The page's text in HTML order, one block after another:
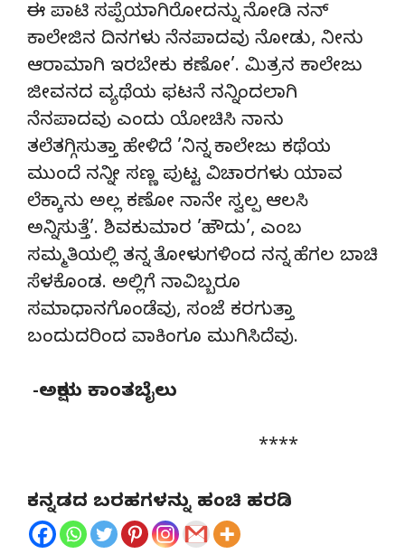
ಈ ಪಾಟಿ ಸಪ್ಪೆಯಾಗಿರೋದನ್ನು ನೋಡಿ ನನ್
ಕಾಲೇಜಿನ ದಿನಗಳು ನೆನಪಾದವು ನೋಡು, ನೀನು
ಆರಾಮಾಗಿ ಇರಬೇಕು ಕಣೋ’. ಮಿತ್ರನ ಕಾಲೇಜು
ಜೀವನದ ವ್ಯಥೆಯ ಫಟನೆ ನನ್ನಿಂದಲಾಗಿ
ನೆನಪಾದವು ಎಂದು ಯೋಚಿಸಿ ನಾನು
ತಲೆತಗ್ಗಿಸುತ್ತಾ ಹೇಳಿದೆ ’ನಿನ್ನ ಕಾಲೇಜು ಕಥೆಯ
ಮುಂದೆ ನನ್ನೀ ಸಣ್ಣ ಪುಟ್ಟ ವಿಚಾರಗಳು ಯಾವ
ಲೆಕ್ಕಾನು ಅಲ್ಲ ಕಣೋ ನಾನೇ ಸ್ವಲ್ಪ ಆಲಸಿ
ಅನ್ನಿಸುತ್ತೆ’. ಶಿವಕುಮಾರ ’ಹೌದು’, ಎಂಬ
ಸಮ್ಮತಿಯಲ್ಲಿ ತನ್ನ ತೋಳುಗಳಿಂದ ನನ್ನ ಹೆಗಲ ಬಾಚಿ
ಸೆಳಕೊಂಡ. ಅಲ್ಲಿಗೆ ನಾವಿಬ್ಬರೂ
ಸಮಾಧಾನಗೊಂಡೆವು, ಸಂಜೆ ಕರಗುತ್ತಾ
ಬಂದುದರಿಂದ ವಾಕಿಂಗೂ ಮುಗಿಸಿದೆವು.
-ಅಕ್ಷಯ ಕಾಂತಬೈಲು
****
ಕನ್ನಡದ ಬರಹಗಳನ್ನು ಹಂಚಿ ಹರಡಿ